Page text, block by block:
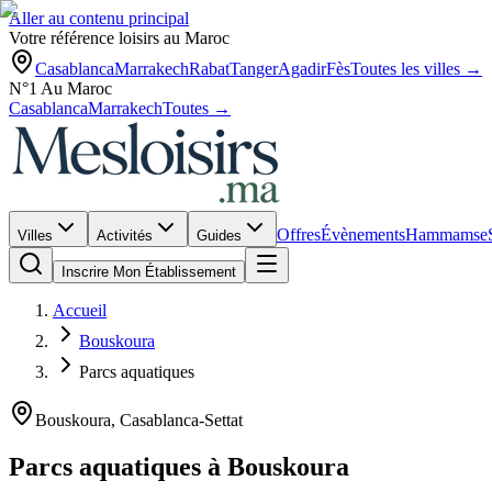
Aller au contenu principal
Votre référence loisirs au Maroc
CasablancaMarrakechRabatTangerAgadirFèsToutes les villes →
N°1 Au Maroc
CasablancaMarrakechToutes →
Villes Activités Guides OffresÉvènementsHammams
Inscrire Mon Établissement
Accueil
Bouskoura
Parcs aquatiques
Bouskoura, Casablanca-Settat
Parcs aquatiques à Bouskoura